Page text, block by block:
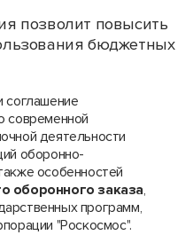
позволит повысить
бюджетных
соглашение
современной
деятельности
оборонно-
особенностей
оборонного заказа,
программ,
"Роскосмос".